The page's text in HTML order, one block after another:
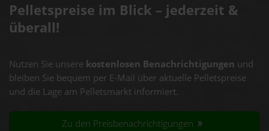
Pelletspreise im Blick – jederzeit &
überall!
Nutzen Sie unsere kostenlosen Benachrichtigungen und
bleiben Sie bequem per E-Mail über aktuelle Pelletspreise
und die Lage am Pelletsmarkt informiert.
Zu den Preisbenachrichtigungen